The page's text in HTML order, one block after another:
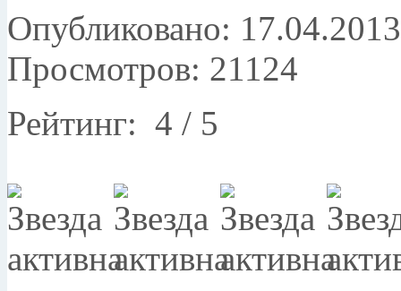
Опубликовано:
Просмотров: 21124
Рейтинг: 4 / 5